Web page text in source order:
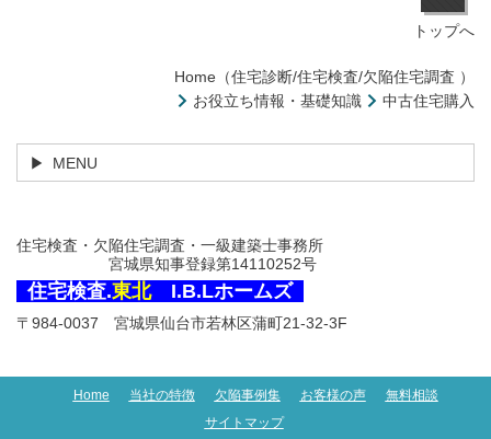
トップへ
Home（住宅診断/住宅検査/欠陥住宅調査 ）
お役立ち情報・基礎知識
中古住宅購入
MENU
住宅検査・欠陥住宅調査・一級建築士事務所
宮城県知事登録第14110252号
住宅検査.東北 I.B.Lホームズ
〒984-0037 宮城県仙台市若林区蒲町21-32-3F
Home 当社の特徴 欠陥事例集 お客様の声
無料相談
サイトマップ